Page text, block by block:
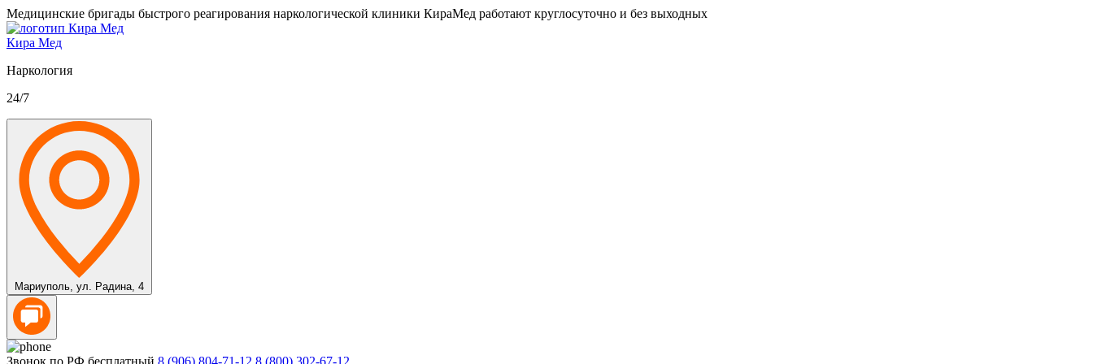
Медицинские бригады быстрого реагирования наркологической клиники КираМед работают круглосуточно и без выходных
Кира Мед
Наркология
24/7
Мариуполь, ул. Радина, 4
Звонок по РФ бесплатный 8 (906) 804-71-12 8 (800) 302-67-12